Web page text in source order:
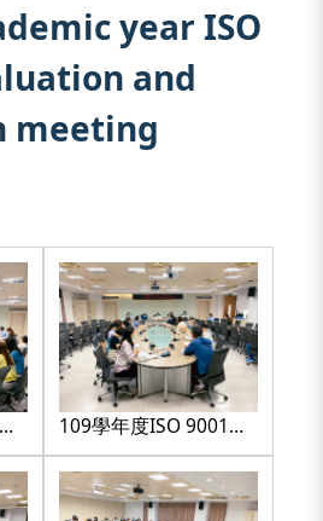
year ISO
and
meeting
109學年度ISO 9001複
評驗證會議-2